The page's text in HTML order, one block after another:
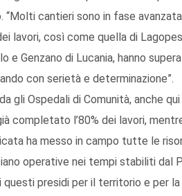
“Molti cantieri sono in fase
lavori, così come quella di
e Genzano di Lucania, hanno
con serietà e determinazione”.
gli Ospedali di Comunità, anche
completato l’80% dei lavori,
ha messo in campo tutte le
operative nei tempi stabiliti dal
questi presidi per il territorio e per